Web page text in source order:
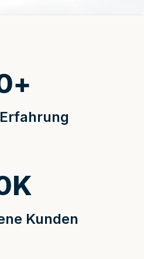
+
Kunden
K